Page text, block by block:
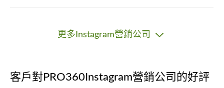
更多Instagram營銷公司
客戶對PRO360Instagram營銷公司的好評